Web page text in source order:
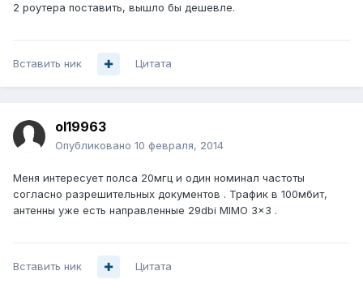
2 роутера поставить, вышло бы дешевле.
Вставить ник Цитата
ol19963
Опубликовано 10 февраля, 2014
Меня интересует полса 20мгц и один номинал частоты
согласно разрешительных документов . Трафик в 100мбит,
антенны уже есть направленные 29dbi MIMO 3x3 .
Вставить ник Цитата